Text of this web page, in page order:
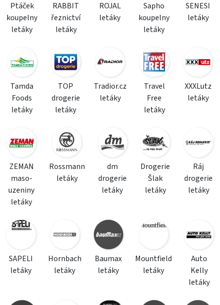
Ptáček
koupelny
letáky
RABBIT
řeznictví
letáky
ROJAL
letáky
Sapho
koupelny
letáky
SENESI
letáky
Tamda
Foods
letáky
TOP
drogerie
letáky
Tradior.cz
letáky
Travel
Free
letáky
XXXLutz
letáky
ZEMAN
maso-
uzeniny
letáky
Rossmann
letáky
dm
drogerie
letáky
Drogerie
Šlak
letáky
Ráj
drogerie
letáky
SAPELI
letáky
Hornbach
letáky
Baumax
letáky
Mountfield
letáky
Auto
Kelly
letáky